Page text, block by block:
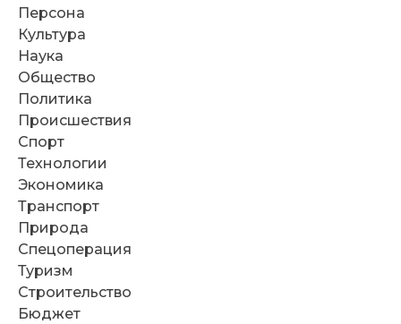
Персона
Культура
Наука
Общество
Политика
Происшествия
Спорт
Технологии
Экономика
Транспорт
Природа
Спецоперация
Туризм
Строительство
Бюджет